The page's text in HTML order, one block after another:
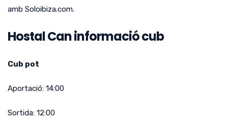
amb Soloibiza.com.
Hostal Can informació cub
Cub pot
Aportació: 14:00
Sortida: 12:00